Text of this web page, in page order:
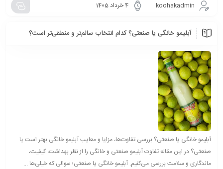
koohakadmin 4 خرداد 1405
آبلیمو خانگی یا صنعتی؟ کدام انتخاب سالم‌تر و منطقی‌تر است؟
آبلیمو خانگی یا صنعتی؟ بررسی تفاوت‌ها، مزایا و معایب آبلیمو خانگی بهتر است یا
صنعتی؟ در این مقاله تفاوت آبلیمو صنعتی و خانگی را از نظر بهداشت، کیفیت،
ماندگاری و سلامت بررسی می‌کنیم. آبلیمو خانگی یا صنعتی؛ سوالی که خیلی‌ها ...